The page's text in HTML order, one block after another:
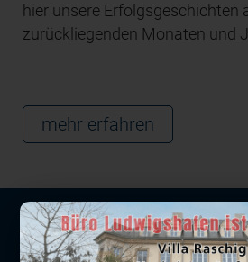
hier unsere Erfolgsgeschichten
zurückliegenden Monaten und
mehr erfahren